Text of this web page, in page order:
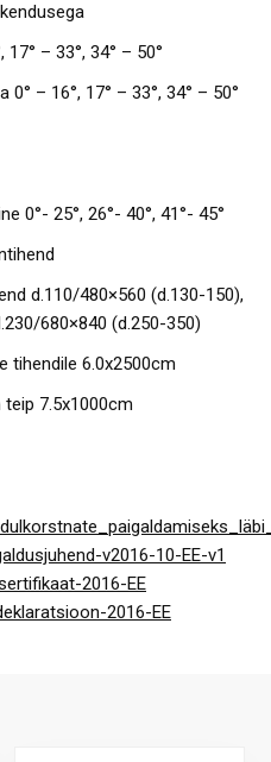
– 33°, 34° – 50°
– 16°, 17° – 33°, 34° – 50°
0°- 25°, 26°- 40°, 41°- 45°
d.110/480×560 (d.130-150),
680×840 (d.250-350)
tihendile 6.0x2500cm
7.5x1000cm
v2016-10-EE-v1
2016-EE
2016-EE